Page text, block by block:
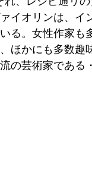
イオリンは、イ
る。女性作家
ほかにも多数
の芸術家である